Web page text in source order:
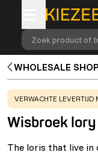
Zoek product of
WHOLESALE SHOP
WARNING:
VERWACHTE LEVERTIJD
Wisbroek
The loris that live